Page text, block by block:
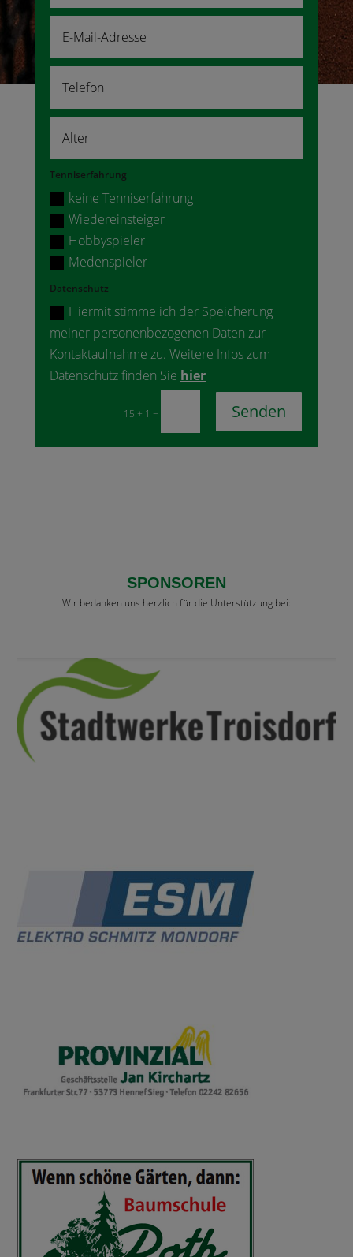
Tenniserfahrung
keine Tenniserfahrung
Wiedereinsteiger
Hobbyspieler
Medenspieler
Datenschutz
Hiermit stimme ich der Speicherung
meiner personenbezogenen Daten zur
Kontaktaufnahme zu. Weitere Infos zum
Datenschutz finden Sie hier
15 + 1 = Senden
SPONSOREN
Wir bedanken uns herzlich für die Unterstützung bei: